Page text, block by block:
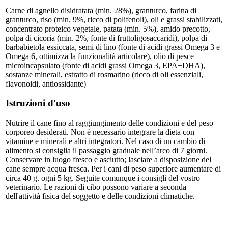
Carne di agnello disidratata (min. 28%), granturco, farina di
granturco, riso (min. 9%, ricco di polifenoli), oli e grassi stabilizzati,
concentrato proteico vegetale, patata (min. 5%), amido precotto,
polpa di cicoria (min. 2%, fonte di fruttoligosaccaridi), polpa di
barbabietola essiccata, semi di lino (fonte di acidi grassi Omega 3 e
Omega 6, ottimizza la funzionalità articolare), olio di pesce
microincapsulato (fonte di acidi grassi Omega 3, EPA+DHA),
sostanze minerali, estratto di rosmarino (ricco di oli essenziali,
flavonoidi, antiossidante)
Istruzioni d'uso
Nutrire il cane fino al raggiungimento delle condizioni e del peso
corporeo desiderati. Non è necessario integrare la dieta con
vitamine e minerali e altri integratori. Nel caso di un cambio di
alimento si consiglia il passaggio graduale nell’arco di 7 giorni.
Conservare in luogo fresco e asciutto; lasciare a disposizione del
cane sempre acqua fresca. Per i cani di peso superiore aumentare di
circa 40 g. ogni 5 kg. Seguite comunque i consigli del vostro
veterinario. Le razioni di cibo possono variare a seconda
dell'attività fisica del soggetto e delle condizioni climatiche.